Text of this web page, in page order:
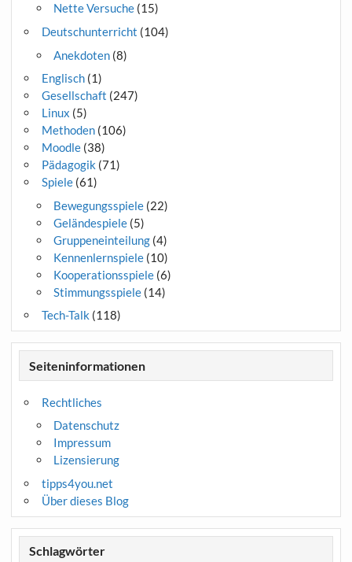
Nette Versuche(15)
Deutschunterricht (104)
Anekdoten(8)
Englisch(1)
Gesellschaft (247)
Linux (5)
Methoden(106)
Moodle(38)
Pädagogik (71)
Spiele(61)
Bewegungsspiele(22)
Geländespiele(5)
Gruppeneinteilung(4)
Kennenlernspiele(10)
Kooperationsspiele(6)
Stimmungsspiele(14)
Tech-Talk (118)
Seiteninformationen
Rechtliches
Datenschutz
Impressum
Lizensierung
tipps4you.net
Über dieses Blog
Schlagwörter